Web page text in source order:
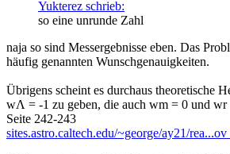
Yukterez schrieb:
so eine unrunde Zahl
naja so sind Messergebnisse eben. Das
häufig genannten Wunschgenauigkeiten.
Übrigens scheint es durchaus theoretische
wΛ = -1 zu geben, die auch wm = 0 und wr
Seite 242-243
sites.astro.caltech.edu/~george/ay21/